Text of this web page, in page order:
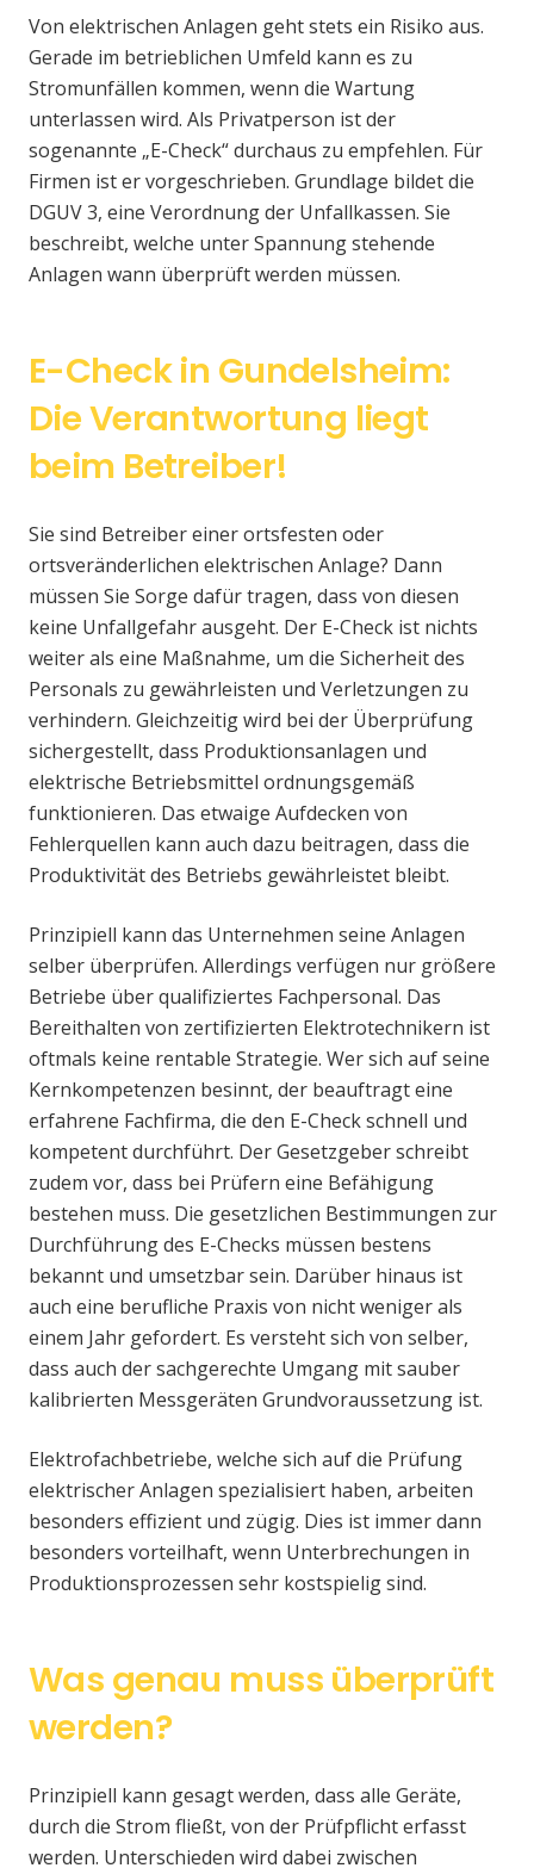
Von elektrischen Anlagen geht stets ein Risiko aus.
Gerade im betrieblichen Umfeld kann es zu
Stromunfällen kommen, wenn die Wartung
unterlassen wird. Als Privatperson ist der
sogenannte „E-Check“ durchaus zu empfehlen. Für
Firmen ist er vorgeschrieben. Grundlage bildet die
DGUV 3, eine Verordnung der Unfallkassen. Sie
beschreibt, welche unter Spannung stehende
Anlagen wann überprüft werden müssen.
E-Check in Gundelsheim:
Die Verantwortung liegt
beim Betreiber!
Sie sind Betreiber einer ortsfesten oder
ortsveränderlichen elektrischen Anlage? Dann
müssen Sie Sorge dafür tragen, dass von diesen
keine Unfallgefahr ausgeht. Der E-Check ist nichts
weiter als eine Maßnahme, um die Sicherheit des
Personals zu gewährleisten und Verletzungen zu
verhindern. Gleichzeitig wird bei der Überprüfung
sichergestellt, dass Produktionsanlagen und
elektrische Betriebsmittel ordnungsgemäß
funktionieren. Das etwaige Aufdecken von
Fehlerquellen kann auch dazu beitragen, dass die
Produktivität des Betriebs gewährleistet bleibt.
Prinzipiell kann das Unternehmen seine Anlagen
selber überprüfen. Allerdings verfügen nur größere
Betriebe über qualifiziertes Fachpersonal. Das
Bereithalten von zertifizierten Elektrotechnikern ist
oftmals keine rentable Strategie. Wer sich auf seine
Kernkompetenzen besinnt, der beauftragt eine
erfahrene Fachfirma, die den E-Check schnell und
kompetent durchführt. Der Gesetzgeber schreibt
zudem vor, dass bei Prüfern eine Befähigung
bestehen muss. Die gesetzlichen Bestimmungen zur
Durchführung des E-Checks müssen bestens
bekannt und umsetzbar sein. Darüber hinaus ist
auch eine berufliche Praxis von nicht weniger als
einem Jahr gefordert. Es versteht sich von selber,
dass auch der sachgerechte Umgang mit sauber
kalibrierten Messgeräten Grundvoraussetzung ist.
Elektrofachbetriebe, welche sich auf die Prüfung
elektrischer Anlagen spezialisiert haben, arbeiten
besonders effizient und zügig. Dies ist immer dann
besonders vorteilhaft, wenn Unterbrechungen in
Produktionsprozessen sehr kostspielig sind.
Was genau muss überprüft
werden?
Prinzipiell kann gesagt werden, dass alle Geräte,
durch die Strom fließt, von der Prüfpflicht erfasst
werden. Unterschieden wird dabei zwischen